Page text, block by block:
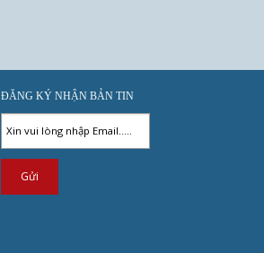
ĐĂNG KÝ NHẬN BẢN TIN